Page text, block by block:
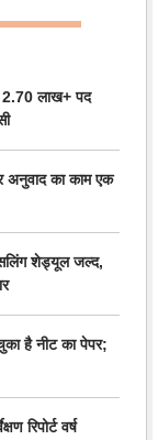
लाख+ पद
का काम एक
शेड्यूल जल्द,
है नीट का पेपर;
रिपोर्ट वर्ष